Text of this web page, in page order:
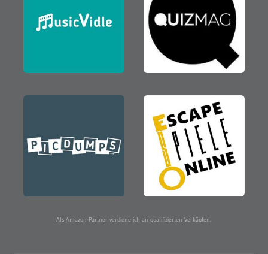
Als Amazon-Partner verdiene ich an qualifizierten Verkäufen.